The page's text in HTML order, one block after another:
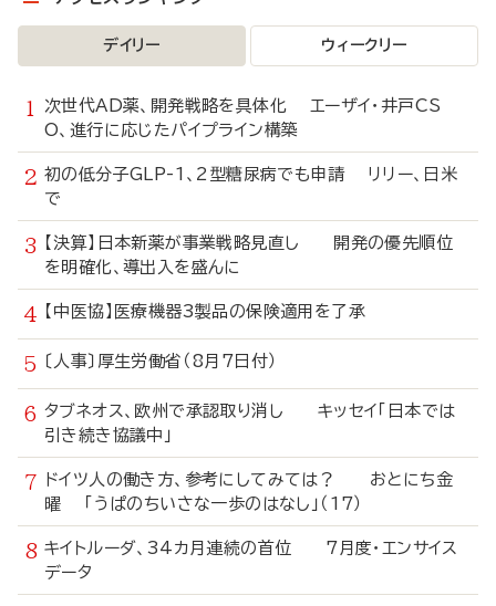
デイリー ウィークリー
次世代AD薬、開発戦略を具体化 エーザイ・井戸CS
O、進行に応じたパイプライン構築
初の低分子GLP-1、2型糖尿病でも申請 リリー、日米
で
【決算】日本新薬が事業戦略見直し 開発の優先順位
を明確化、導出入を盛んに
【中医協】医療機器3製品の保険適用を了承
〔人事〕厚生労働省（8月7日付）
タブネオス、欧州で承認取り消し キッセイ「日本では
引き続き協議中」
ドイツ人の働き方、参考にしてみては？ おとにち金
曜 「うぱのちいさな一歩のはなし」（17）
キイトルーダ、34カ月連続の首位 7月度・エンサイス
データ